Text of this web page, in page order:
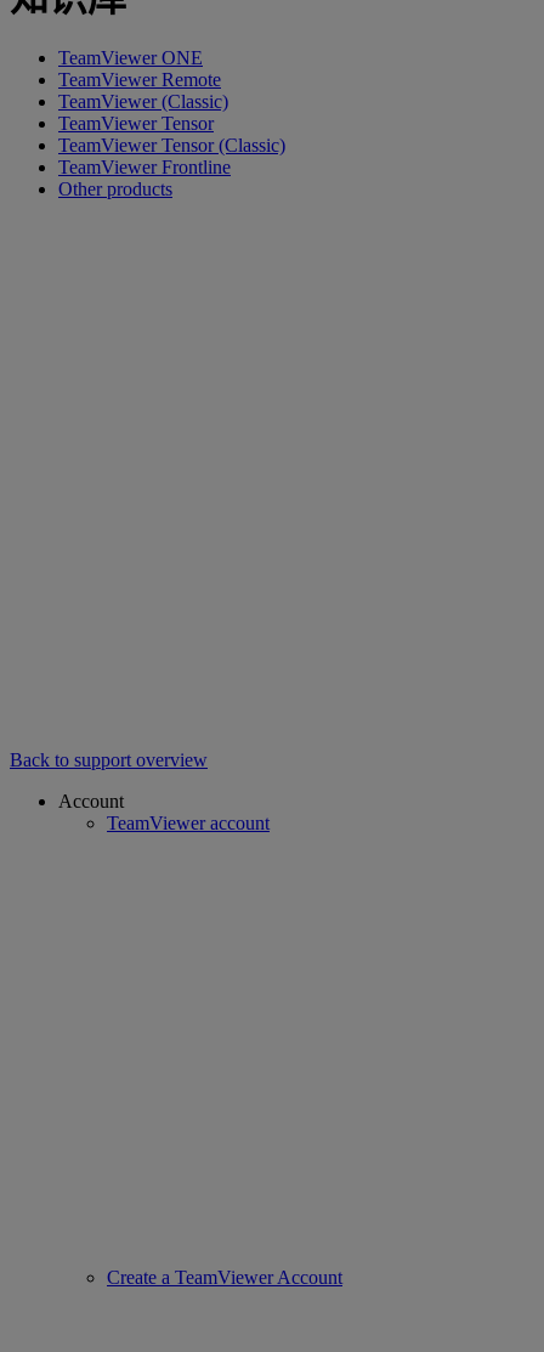
TeamViewer ONE
TeamViewer Remote
TeamViewer (Classic)
TeamViewer Tensor
TeamViewer Tensor (Classic)
TeamViewer Frontline
Other products
Back to support overview
Account
TeamViewer account
Create a TeamViewer Account